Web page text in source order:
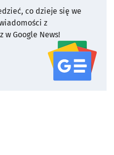
co dzieje się we
z
w Google News!
serwisu